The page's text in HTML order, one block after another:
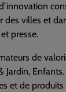
villes et
et presse.
de
Jardin,
et de